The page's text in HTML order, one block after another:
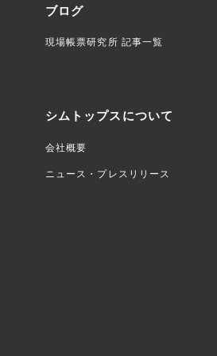
ブログ
現場帳票研究所 記事一覧
シムトップスについて
会社概要
ニュース・プレスリリース